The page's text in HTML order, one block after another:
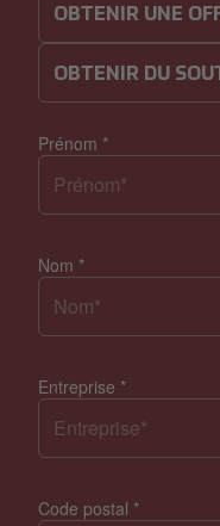
OBTENIR UNE
OBTENIR DU
Prénom *
Nom *
Entreprise *
Code postal *